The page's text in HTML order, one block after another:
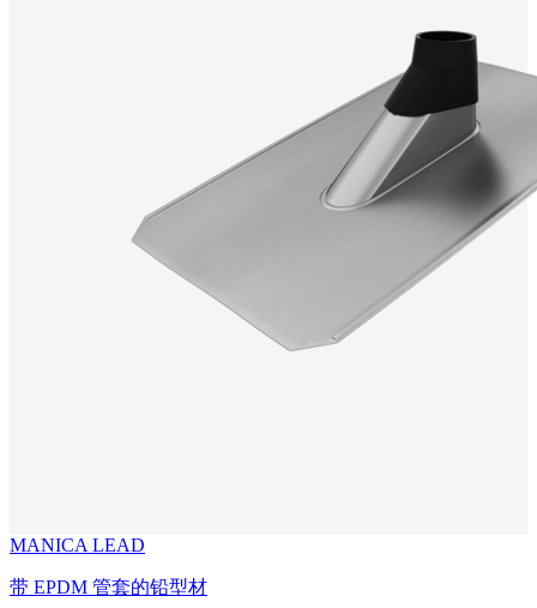
MANICA LEAD
带 EPDM 管套的铅型材